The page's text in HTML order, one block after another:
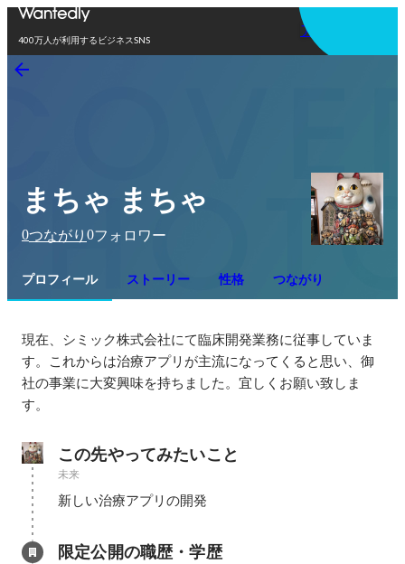
400万人が利用するビジネスSNS
アプリを使う
まちゃ まちゃ
0つながり 0フォロワー
プロフィール ストーリー 性格 つながり
現在、シミック株式会社にて臨床開発業務に従事していま
す。これからは治療アプリが主流になってくると思い、御
社の事業に大変興味を持ちました。宜しくお願い致しま
す。
この先やってみたいこと
未来
新しい治療アプリの開発
限定公開の職歴・学歴